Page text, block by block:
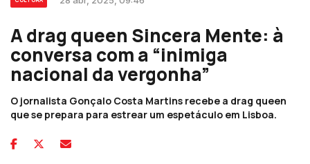
A drag queen Sincera Mente: à
conversa com a “inimiga
nacional da vergonha”
O jornalista Gonçalo Costa Martins recebe a drag queen
que se prepara para estrear um espetáculo em Lisboa.